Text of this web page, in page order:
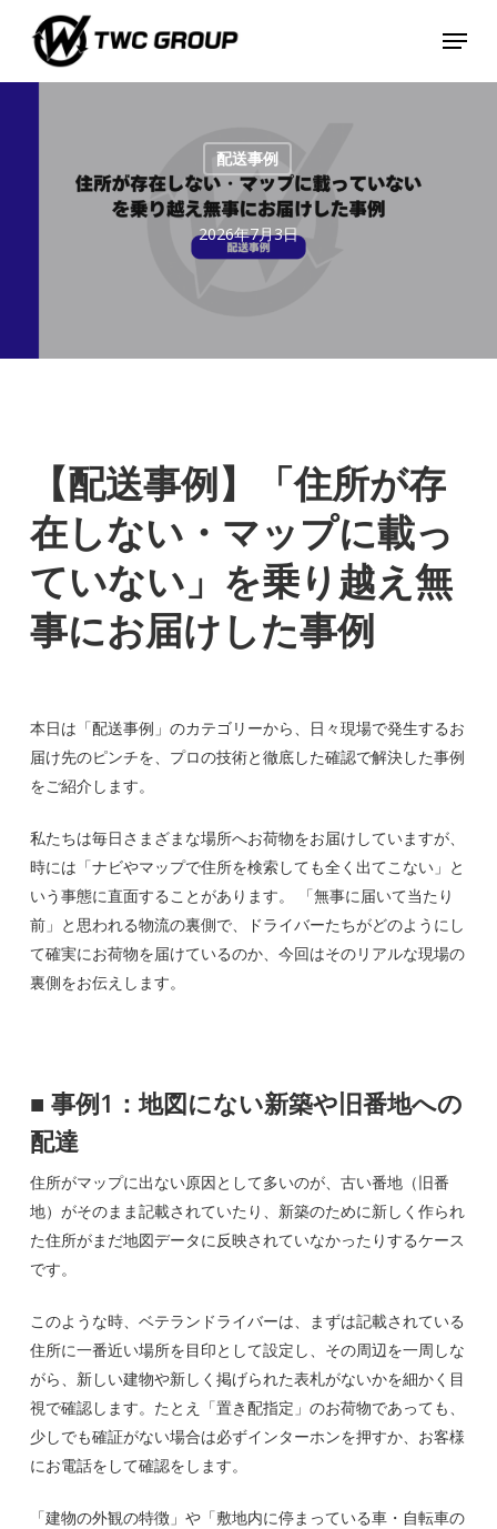
Menu
配送事例
2026年7月3日
【配送事例】「住所が存
在しない・マップに載っ
ていない」を乗り越え無
事にお届けした事例
本日は「配送事例」のカテゴリーから、日々現場で発生するお
届け先のピンチを、プロの技術と徹底した確認で解決した事例
をご紹介します。
私たちは毎日さまざまな場所へお荷物をお届けしていますが、
時には「ナビやマップで住所を検索しても全く出てこない」と
いう事態に直面することがあります。 「無事に届いて当たり
前」と思われる物流の裏側で、ドライバーたちがどのようにし
て確実にお荷物を届けているのか、今回はそのリアルな現場の
裏側をお伝えします。
■ 事例1：地図にない新築や旧番地への
配達
住所がマップに出ない原因として多いのが、古い番地（旧番
地）がそのまま記載されていたり、新築のために新しく作られ
た住所がまだ地図データに反映されていなかったりするケース
です。
このような時、ベテランドライバーは、まずは記載されている
住所に一番近い場所を目印として設定し、その周辺を一周しな
がら、新しい建物や新しく掲げられた表札がないかを細かく目
視で確認します。たとえ「置き配指定」のお荷物であっても、
少しでも確証がない場合は必ずインターホンを押すか、お客様
にお電話をして確認をします。
「建物の外観の特徴」や「敷地内に停まっている車・自転車の